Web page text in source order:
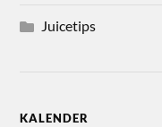
Juicetips
KALENDER